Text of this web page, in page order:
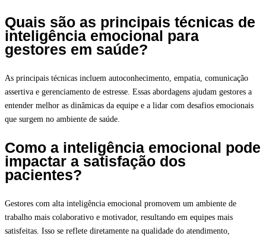
Quais são as principais técnicas de
inteligência emocional para
gestores em saúde?
As principais técnicas incluem autoconhecimento, empatia, comunicação
assertiva e gerenciamento de estresse. Essas abordagens ajudam gestores a
entender melhor as dinâmicas da equipe e a lidar com desafios emocionais
que surgem no ambiente de saúde.
Como a inteligência emocional pode
impactar a satisfação dos
pacientes?
Gestores com alta inteligência emocional promovem um ambiente de
trabalho mais colaborativo e motivador, resultando em equipes mais
satisfeitas. Isso se reflete diretamente na qualidade do atendimento,